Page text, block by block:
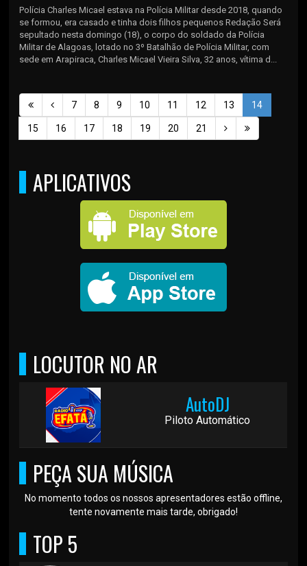
Polícia Charles Micael estava na Polícia Militar desde 2018, quando
se formou, era casado e tinha dois filhos pequenos Redação Será
sepultado nesta domingo (18), o corpo do soldado da Polícia
Militar de Alagoas, lotado no 3º Batalhão de Polícia Militar, com
sede em Arapiraca, Charles Micael Vieira Silva, 32 anos, vítima d...
7 8 9 10 11 12 13 14
15 16 17 18 19 20 21
APLICATIVOS
LOCUTOR NO AR
AutoDJ
Piloto Automático
PEÇA SUA MÚSICA
No momento todos os nossos apresentadores estão offline,
tente novamente mais tarde, obrigado!
TOP 5